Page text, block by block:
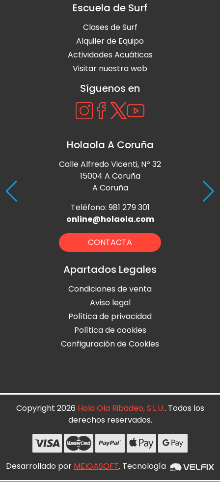
Escuela de Surf
Clases de Surf
Alquiler de Equipo
Actividades Acuáticas
Visitar nuestra web
Síguenos en
Holaola A Coruña
Calle Alfredo Vicenti, Nº 32
15004 A Coruña
A Coruña
Teléfono: 981 279 301
online@holaola.com
CONTACTA
Apartados Legales
Condiciones de venta
Aviso legal
Política de privacidad
Política de cookies
Configuración de Cookies
Copyright 2026 Hola Ola Ribadeo, S.L.U.. Todos los
derechos reservados.
Desarrollado por MEIGASOFT. Tecnología